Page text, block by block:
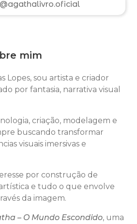
@agathalivro.oficial
mim
Lopes, sou artista e criador
por fantasia, narrativa visual
criação, modelagem e
buscando transformar
visuais imersivas e
por construção de
e tudo o que envolve
da imagem.
– O Mundo Escondido, uma